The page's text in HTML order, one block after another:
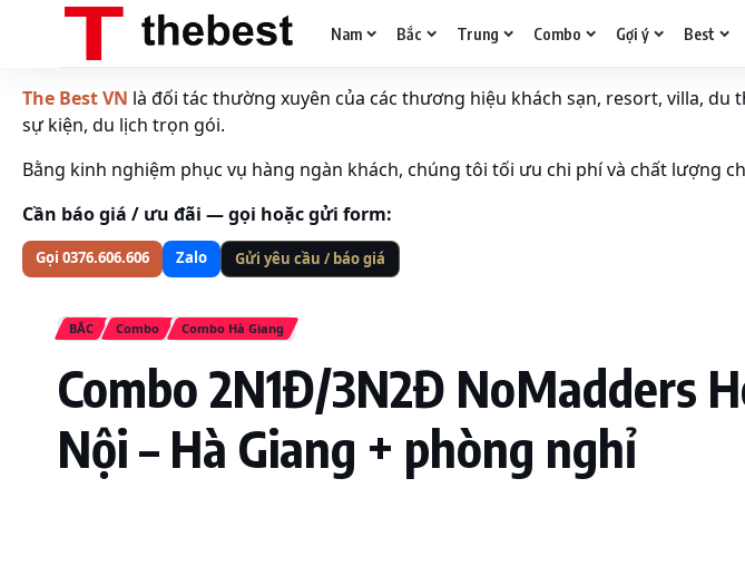
Nam Bắc Trung Combo Gợi ý Best
The Best VN là đối tác thường xuyên của các thương hiệu khách sạn, resort, villa,
sự kiện, du lịch trọn gói.
Bằng kinh nghiệm phục vụ hàng ngàn khách, chúng tôi tối ưu chi phí và chất lượng
Cần báo giá / ưu đãi — gọi hoặc gửi form:
Gọi 0376.606.606 Zalo Gửi yêu cầu / báo giá
BẮC Combo Combo Hà Giang
Combo 2N1Đ/3N2Đ NoMadders
Nội – Hà Giang + phòng nghỉ